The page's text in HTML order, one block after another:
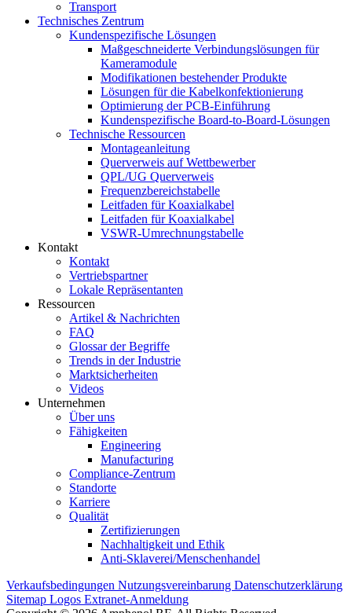
Transport
Technisches Zentrum
Kundenspezifische Lösungen
Maßgeschneiderte Verbindungslösungen für
Kameramodule
Modifikationen bestehender Produkte
Lösungen für die Kabelkonfektionierung
Optimierung der PCB-Einführung
Kundenspezifische Board-to-Board-Lösungen
Technische Ressourcen
Montageanleitung
Querverweis auf Wettbewerber
QPL/UG Querverweis
Frequenzbereichstabelle
Leitfaden für Koaxialkabel
Leitfaden für Koaxialkabel
VSWR-Umrechnungstabelle
Kontakt
Kontakt
Vertriebspartner
Lokale Repräsentanten
Ressourcen
Artikel & Nachrichten
FAQ
Glossar der Begriffe
Trends in der Industrie
Marktsicherheiten
Videos
Unternehmen
Über uns
Fähigkeiten
Engineering
Manufacturing
Compliance-Zentrum
Standorte
Karriere
Qualität
Zertifizierungen
Nachhaltigkeit und Ethik
Anti-Sklaverei/Menschenhandel
Verkaufsbedingungen Nutzungsvereinbarung Datenschutzerklärung
Sitemap Logos Extranet-Anmeldung